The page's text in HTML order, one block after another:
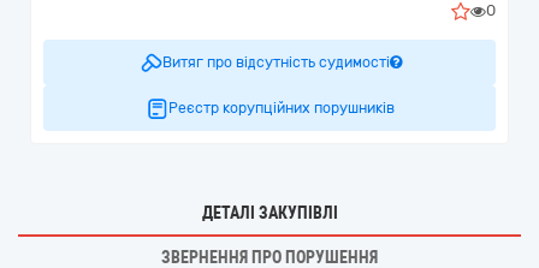
0
Витяг про відсутність судимості
Реєстр корупційних порушників
ДЕТАЛІ ЗАКУПІВЛІ
ЗВЕРНЕННЯ ПРО ПОРУШЕННЯ